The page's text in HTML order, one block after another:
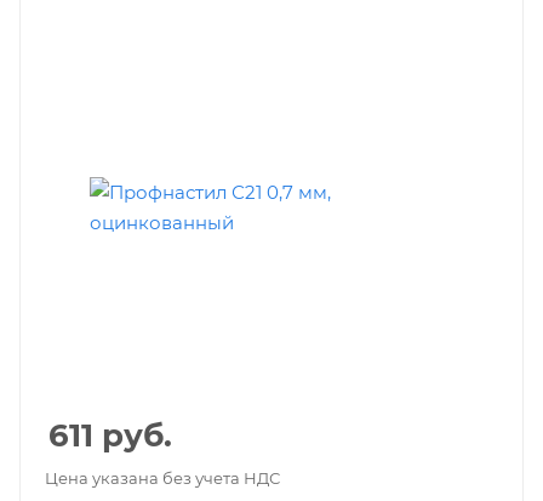
611 руб.
Цена указана без учета НДС